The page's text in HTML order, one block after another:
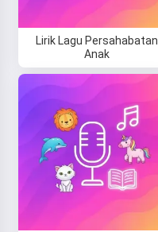
Lirik Lagu Persahabatan
AnakHai!
Aku
pengantar